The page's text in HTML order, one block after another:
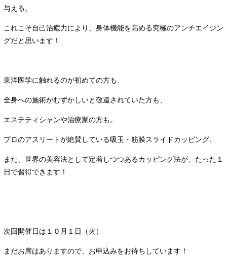
与える。
これこそ自己治癒力により、身体機能を高める究極のアンチエイジン
グだと思います！
東洋医学に触れるのが初めての方も、
全身への施術がむずかしいと敬遠されていた方も、
エステティシャンや治療家の方も。
プロのアスリートが絶賛している吸玉・筋膜スライドカッピング、
また、世界の美容法として定着しつつあるカッピング法が、たった１
日で習得できます！
次回開催日は１０月１日（火）
まだお席はありますので、お申込みをお待ちしています！